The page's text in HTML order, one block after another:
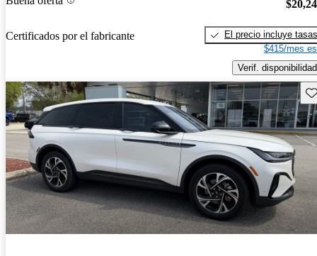
Certificados por el fabricante
El precio incluye tasas
$415/mes
Verif. disponibilidad